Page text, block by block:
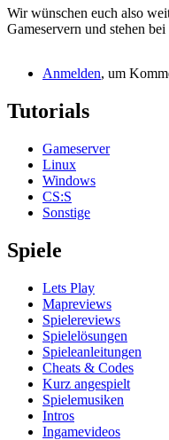
Wir wünschen euch also
Gameservern und stehen
Anmelden, um
Tutorials
Gameserver
Linux
Windows
CS:S
Sonstige
Spiele
Lets Play
Mapreviews
Spielereviews
Spielelösungen
Spieleanleitungen
Cheats & Codes
Kurz angespielt
Spielemusiken
Intros
Ingamevideos